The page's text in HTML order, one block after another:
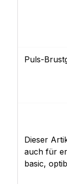
Puls-
Dieser
auch für
basic,